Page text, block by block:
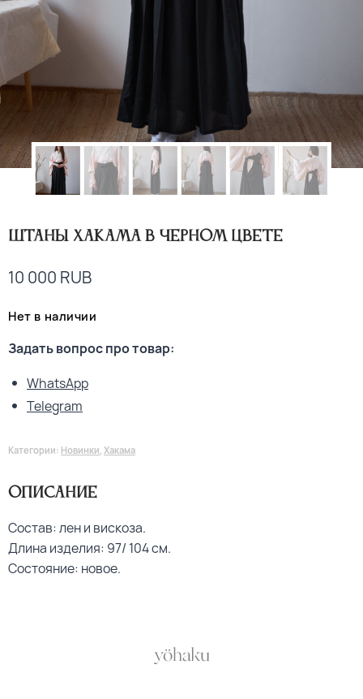
Штаны хакама в черном цвете
10 000 RUB
Нет в наличии
Задать вопрос про товар:
WhatsApp
Telegram
Категории: Новинки Хакама
Описание
Состав: лен и вискоза.
Длина изделия: 97/ 104 см.
Состояние: новое.